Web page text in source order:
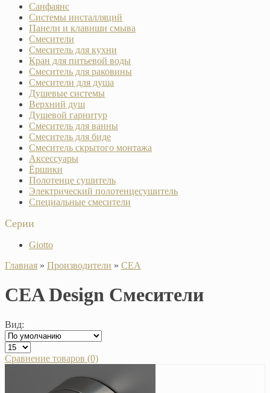
Санфаянс
Системы инсталляций
Панели и клавиши смыва
Смесители
Смеситель для кухни
Кран для питьевой воды
Смеситель для раковины
Смесители для душа
Душевые системы
Верхний душ
Душевой гарнитур
Смеситель для ванны
Смеситель для биде
Смеситель скрытого монтажа
Аксессуары
Ёршики
Полотенце сушитель
Электрический полотенцесушитель
Специальные смесители
Серии
Giotto
Главная » Производители » CEA
CEA Design Смесители
Вид:
Сравнение товаров (0)